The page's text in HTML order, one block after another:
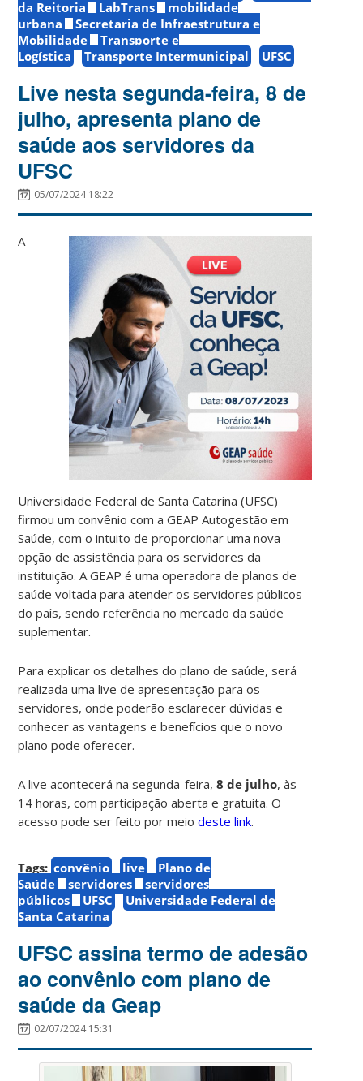
da Reitoria LabTrans
mobilidade
urbana
Secretaria de Infraestrutura e
Mobilidade
Transporte e
Logística
Transporte Intermunicipal UFSC
Live nesta segunda-feira, 8 de
julho, apresenta plano de
saúde aos servidores da
UFSC
05/07/2024 18:22
A
Universidade Federal de Santa Catarina (UFSC)
firmou um convênio com a GEAP Autogestão em
Saúde, com o intuito de proporcionar uma nova
opção de assistência para os servidores da
instituição. A GEAP é uma operadora deplanos de
saúde voltada para atender os servidores públicos
do país, sendo referência no mercado da saúde
suplementar.
Para explicar os detalhes do plano de saúde, será
realizada uma live de apresentação para os
servidores, onde poderão esclarecer dúvidas e
conhecer as vantagens e benefícios que o novo
plano pode oferecer.
A live acontecerá na segunda-feira, 8 de julho, às
14 horas, com participação aberta e gratuita. O
acesso pode ser feito por meio deste link.
Tags: convênio live
Plano de
Saúde
servidores
servidores
públicos
UFSC
Universidade Federal de
Santa Catarina
UFSC assina termo de adesão
ao convênio com plano de
saúde da Geap
02/07/2024 15:31